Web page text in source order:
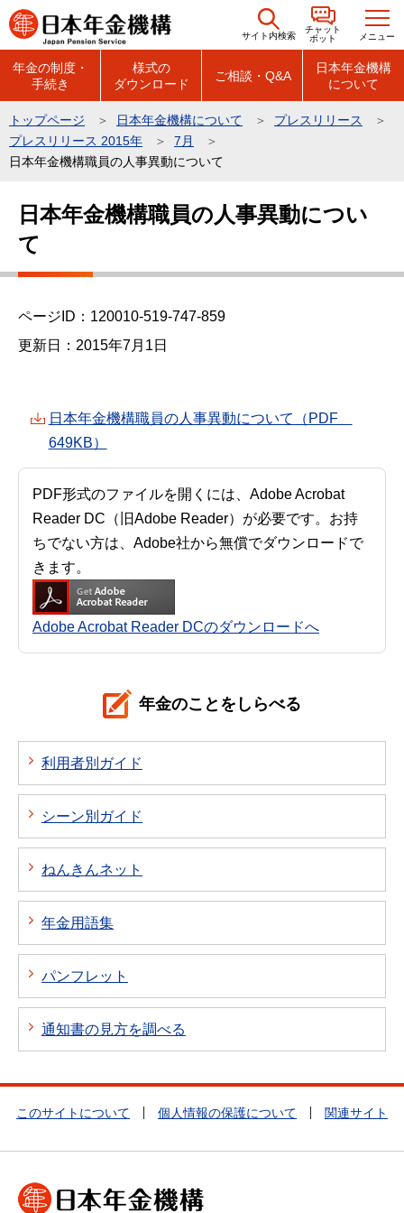
こ
の
の
先
サイト内検索
チャット
ボット
メニュー
年金の制度・
手続き
様式の
ダウンロード
ご相談・Q&A
日本年金機構
について
トップページ 日本年金機構について
プレスリリース
プレスリリース 2015年
7月
日本年金機構職員の人事異動について
日本年金機構職員の人事異動につい
て
ページID：120010-519-747-859
更新日：2015年7月1日
日本年金機構職員の人事異動について（PDF
649KB）
PDF形式のファイルを開くには、Adobe Acrobat
Reader DC（旧Adobe Reader）が必要です。お持
ちでない方は、Adobe社から無償でダウンロードで
きます。
Adobe Acrobat Reader DCのダウンロードへ
年金のことをしらべる
利用者別ガイド
シーン別ガイド
ねんきんネット
年金用語集
パンフレット
通知書の見方を調べる
このサイトについて 個人情報の保護について 関連サイト